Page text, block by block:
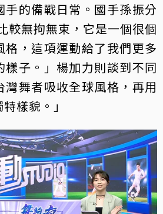
手的備戰日常。國手孫振分
較無拘無束，它是一個很個
格，這項運動給了我們更多
樣子。」楊加力則談到不同
灣舞者吸收全球風格，再用
樣貌。」